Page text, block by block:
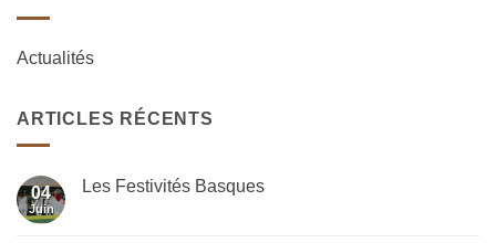
Actualités
ARTICLES RÉCENTS
04
Juin
Les Festivités Basques